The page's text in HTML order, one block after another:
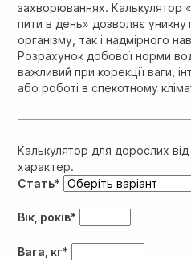
захворюваннях. Калькулятор
пити в день» дозволяє
організму, так і надмірного
Розрахунок добової норми
важливий при корекції ваги,
або роботі в спекотному
Калькулятор для дорослих
характер.
Стать*
Вік, років*
Вага, кг*